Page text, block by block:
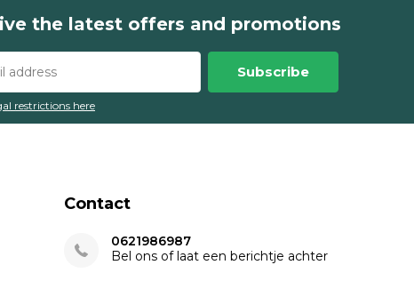
the latest offers and promotions
Subscribe
restrictions here
Contact
0621986987
Bel ons of laat een berichtje achter